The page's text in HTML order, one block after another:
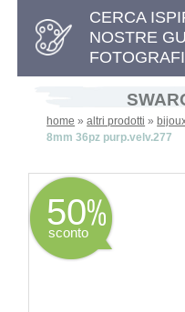
CERCA
NOSTRE
home »altri prodotti »
8mm 36pz purp.velv.277
50
sconto